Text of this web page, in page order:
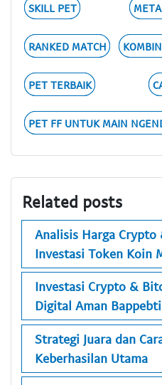
SKILL PET
RANKED MATCH
PET TERBAIK
PET FF UNTUK MAIN
Related posts
Analisis Harga
Investasi Token Koin
Investasi Crypto &
Digital Aman Bappebti
Strategi Juara dan
Keberhasilan Utama